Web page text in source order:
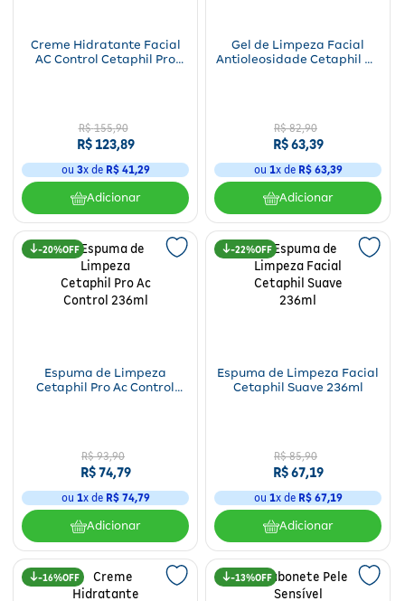
Creme Hidratante Facial
AC Control Cetaphil Pro
R$ 155,90
R$123,89
ou 3x de R$ 41,29
Adicionar
Gel de Limpeza Facial
Antioleosidade Cetaphil Oil
R$ 82,90
R$63,39
ou 1x de R$ 63,39
Adicionar
20%
Espuma de Limpeza
Cetaphil Pro Ac Control
R$ 93,90
R$74,79
ou 1x de R$ 74,79
Adicionar
22%
Espuma de Limpeza Facial
Cetaphil Suave 236ml
R$ 85,90
R$67,19
ou 1x de R$ 67,19
Adicionar
16% 13%